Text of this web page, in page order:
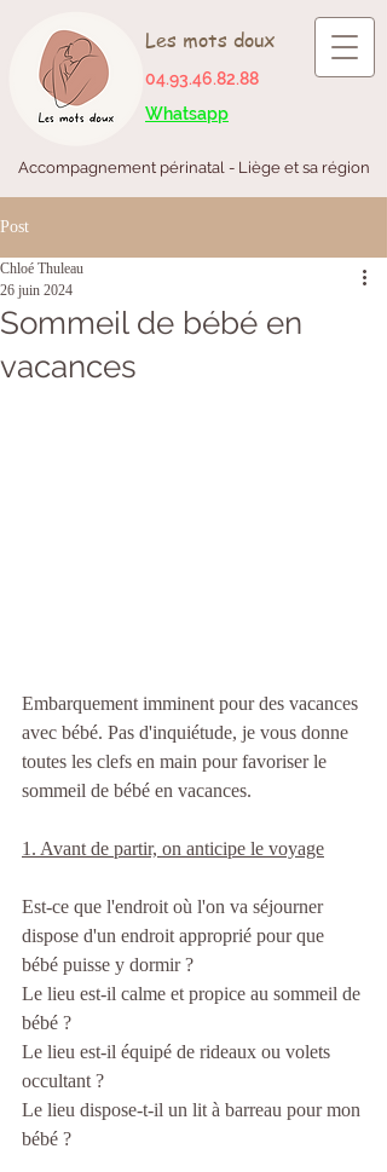
Les mots doux
Accompagnement périnatal - Liège et sa région
04.93.46.82.88
Whatsapp
Post
Sommeil de bébé en
vacances
Chloé Thuleau
26 juin 2024
Embarquement imminent pour des vacances
avec bébé. Pas d'inquiétude, je vous donne
toutes les clefs en main pour favoriser le
sommeil de bébé en vacances.
1. Avant de partir, on anticipe le voyage
Est-ce que l'endroit où l'on va séjourner
dispose d'un endroit approprié pour que
bébé puisse y dormir ?
Le lieu est-il calme et propice au sommeil de
bébé ?
Le lieu est-il équipé de rideaux ou volets
occultant ?
Le lieu dispose-t-il un lit à barreau pour mon
bébé ?